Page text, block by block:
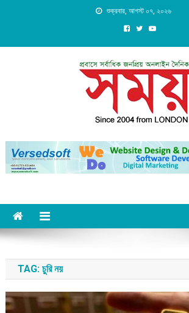
শুক্রবার, আগস্ট ০৭, ২০২৬
Daily Shomoy,
from
TAG: চুরি নয়